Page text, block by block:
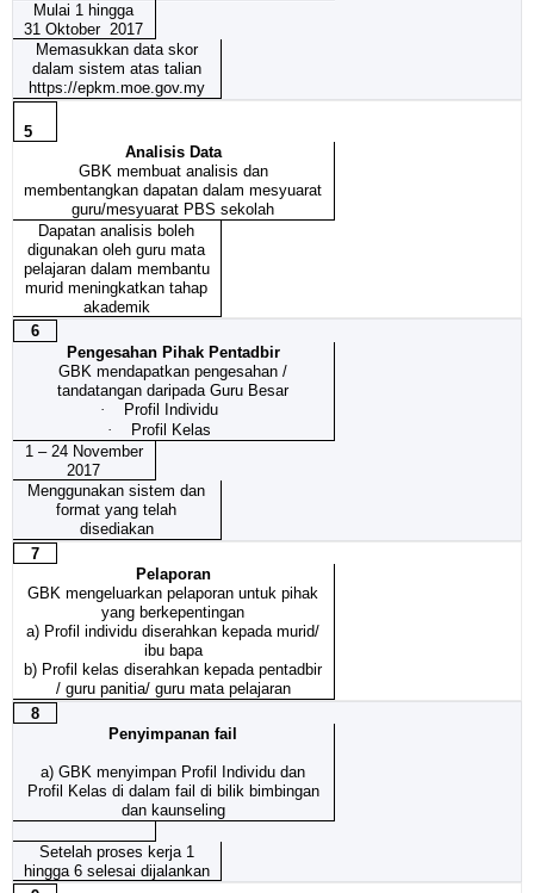
Mulai 1 hingga
31 Oktober 2017
Memasukkan data skor
dalam sistem atas talian
https://epkm.moe.gov.my
5
Analisis Data
GBK membuat analisis dan
membentangkan dapatan dalam mesyuarat
guru/mesyuarat PBS sekolah
Dapatan analisis boleh
digunakan oleh guru mata
pelajaran dalam membantu
murid meningkatkan tahap
akademik
6
Pengesahan Pihak Pentadbir
GBK mendapatkan pengesahan /
tandatangan daripada Guru Besar
·
Profil Individu
·
Profil Kelas
1 – 24 November
2017
Menggunakan sistem dan
format yang telah
disediakan
7
Pelaporan
GBK mengeluarkan pelaporan untuk pihak
yang berkepentingan
a) Profil individu diserahkan kepada murid/
ibu bapa
b) Profil kelas diserahkan kepada pentadbir
/ guru panitia/ guru mata pelajaran
8
Penyimpanan fail
a) GBK menyimpan Profil Individu dan
Profil Kelas di dalam fail di bilik bimbingan
dan kaunseling
Setelah proses kerja 1
hingga 6 selesai dijalankan